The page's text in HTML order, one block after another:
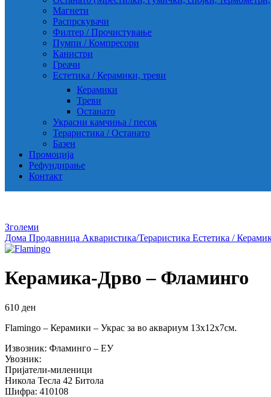
Магнети
Распрскувачи
Филтер / Прочистување
Пумпи / Компресори
Канистри
Греачи
Естетика / Керамики, треви
Керамики
Треви
Останато
Украсни камчиња / песок
Тераристика / Останато
Базен
Промоција
Рефундирање
Контакт
Зголеми
Дома Продавница Акваристика/Тераристика Естетика /
Керамика-Дрво – Фламинго
610 ден
Flamingo – Керамики – Украс за во аквариум 13х12х7см.
Извозник: Фламинго – ЕУ
Увозник:
Пријатели-миленици
Никола Тесла 42 Битола
Шифра: 410108